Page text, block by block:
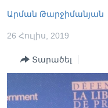
ԿԱՊ ՄԵԶ ՀԵՏ
Learning English
Արման Թարջիմանյան
26 Հուլիս, 2019
Տարածել